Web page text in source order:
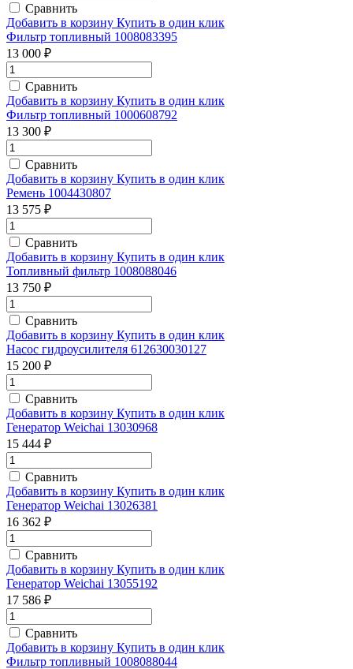
Сравнить
Добавить в корзину Купить в один клик
Фильтр топливный 1008083395
13 000 ₽
Сравнить
Добавить в корзину Купить в один клик
Фильтр топливный 1000608792
13 300 ₽
Сравнить
Добавить в корзину Купить в один клик
Ремень 1004430807
13 575 ₽
Сравнить
Добавить в корзину Купить в один клик
Топливный фильтр 1008088046
13 750 ₽
Сравнить
Добавить в корзину Купить в один клик
Насос гидроусилителя 612630030127
15 200 ₽
Сравнить
Добавить в корзину Купить в один клик
Генератор Weichai 13030968
15 444 ₽
Сравнить
Добавить в корзину Купить в один клик
Генератор Weichai 13026381
16 362 ₽
Сравнить
Добавить в корзину Купить в один клик
Генератор Weichai 13055192
17 586 ₽
Сравнить
Добавить в корзину Купить в один клик
Фильтр топливный 1008088044